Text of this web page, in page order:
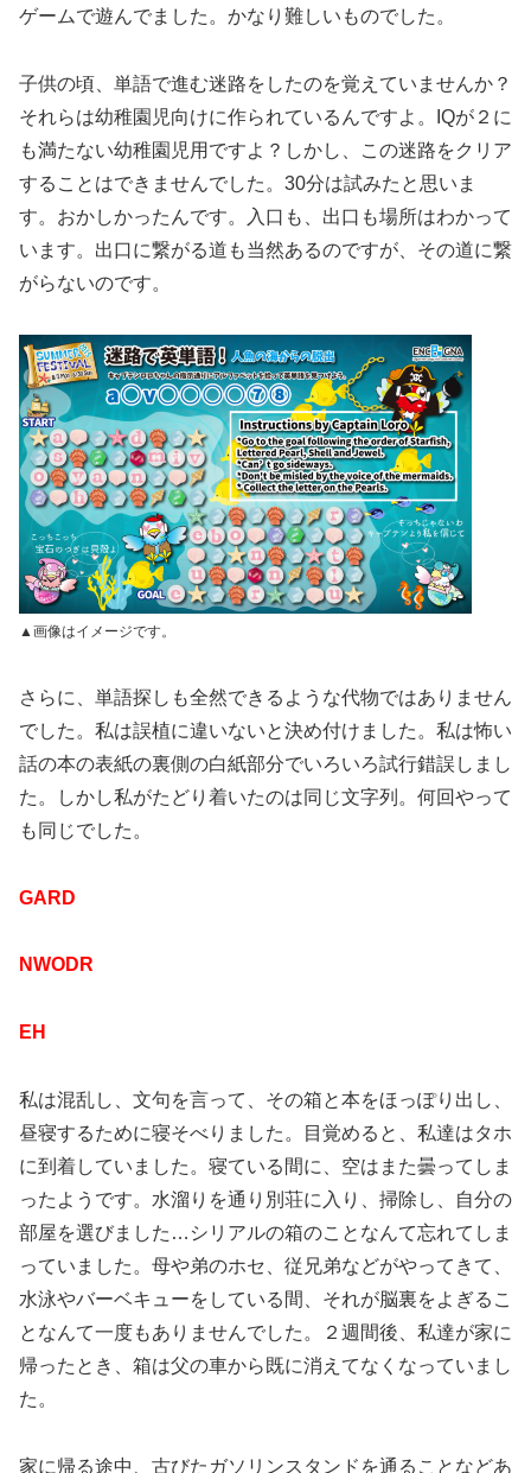
ゲームで遊んでました。かなり難しいものでした。
子供の頃、単語で進む迷路をしたのを覚えていませんか？
それらは幼稚園児向けに作られているんですよ。IQが２に
も満たない幼稚園児用ですよ？しかし、この迷路をクリア
することはできませんでした。30分は試みたと思いま
す。おかしかったんです。入口も、出口も場所はわかって
います。出口に繋がる道も当然あるのですが、その道に繋
がらないのです。
▲画像はイメージです。
さらに、単語探しも全然できるような代物ではありません
でした。私は誤植に違いないと決め付けました。私は怖い
話の本の表紙の裏側の白紙部分でいろいろ試行錯誤しまし
た。しかし私がたどり着いたのは同じ文字列。何回やって
も同じでした。
GARD
NWODR
EH
私は混乱し、文句を言って、その箱と本をほっぽり出し、
昼寝するために寝そべりました。目覚めると、私達はタホ
に到着していました。寝ている間に、空はまた曇ってしま
ったようです。水溜りを通り別荘に入り、掃除し、自分の
部屋を選びました…シリアルの箱のことなんて忘れてしま
っていました。母や弟のホセ、従兄弟などがやってきて、
水泳やバーベキューをしている間、それが脳裏をよぎるこ
となんて一度もありませんでした。２週間後、私達が家に
帰ったとき、箱は父の車から既に消えてなくなっていまし
た。
家に帰る途中、古びたガソリンスタンドを通ることなどあ